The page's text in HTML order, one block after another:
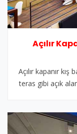
Açılır
Açılır kapanır
teras gibi açık